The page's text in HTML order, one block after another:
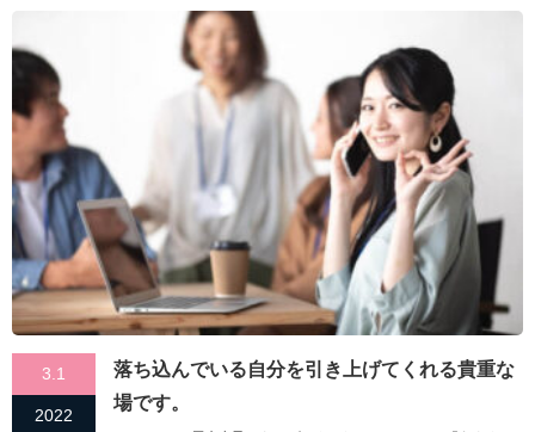
3.1
2022
落ち込んでいる自分を引き上げてくれる貴重な
場です。